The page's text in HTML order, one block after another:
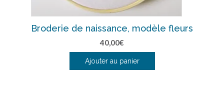
Broderie de naissance, modèle fleurs
40,00€
Ajouter au panier